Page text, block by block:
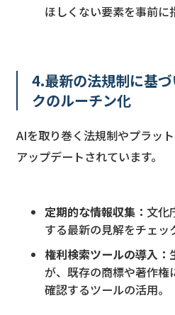
ほしくない要素を事前に
4.最新の法規制に基
クのルーチン化
AIを取り巻く法規制やプラッ
アップデートされています。
定期的な情報収集： 文化
する最新の見解をチェッ
権利検索ツールの導入：
が、既存の商標や著作権
確認するツールの活用。